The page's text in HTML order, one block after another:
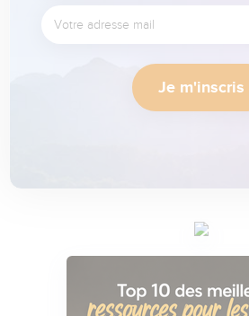
Je m'inscris